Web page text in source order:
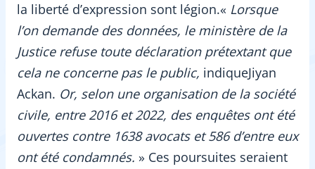
la liberté d’expression sont légion.« Lorsque
l’on demande des données, le ministère de la
Justice refuse toute déclaration prétextant que
cela ne concerne pas le public, indiqueJiyan
Ackan. Or, selon une organisation de la société
civile, entre 2016 et 2022, des enquêtes ont été
ouvertes contre 1638 avocats et 586 d’entre eux
ont été condamnés. » Ces poursuites seraient